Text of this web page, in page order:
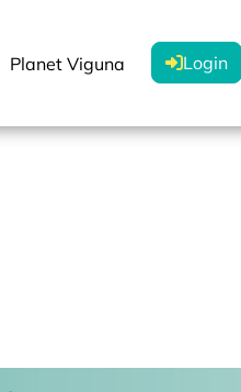
Planet Viguna Login